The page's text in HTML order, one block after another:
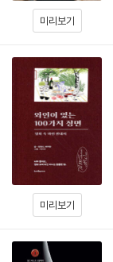
미리보기
미리보기